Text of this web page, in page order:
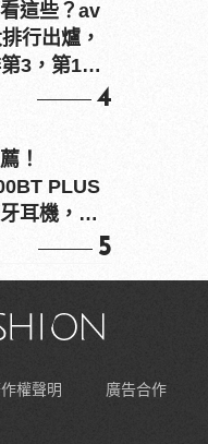
這些？av
行出爐，
3，第1名
4
！
PLUS
耳機，在
5
權聲明
廣告合作